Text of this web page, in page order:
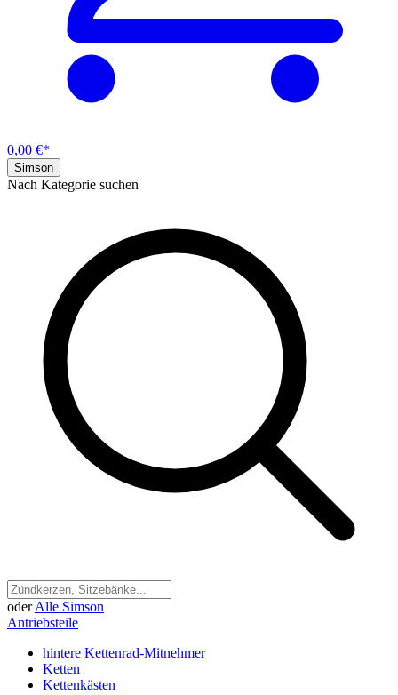
0,00 €*
Simson
Nach Kategorie suchen
oder Alle Simson
Antriebsteile
hintere Kettenrad-Mitnehmer
Ketten
Kettenkästen